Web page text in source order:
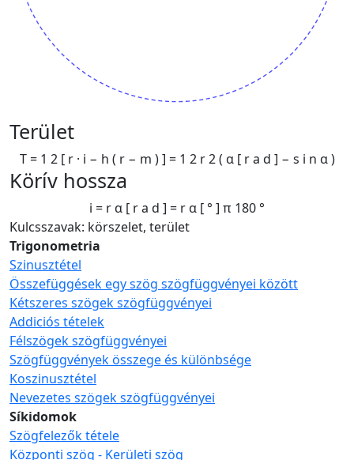
Terület
T = 1 2 [ r · i − h ( r − m ) ] = 1 2 r 2 ( α [ r a d ] − s i n α )
Körív hossza
i = rα [ ra d ] = rα [ ° ] π 180 °
Kulcsszavak: körszelet, terület
Trigonometria
Szinusztétel
Összefüggések egy szög szögfüggvényei között
Kétszeres szögek szögfüggvényei
Addiciós tételek
Félszögek szögfüggvényei
Szögfüggvények összege és különbsége
Koszinusztétel
Nevezetes szögek szögfüggvényei
Síkidomok
Szögfelezők tétele
Központi szög - Kerületi szög